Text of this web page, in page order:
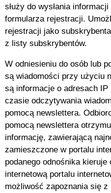
służy do wysłania
formularza rejestracji.
rejestracji jako
z listy subskrybentów.
W odniesieniu do osób lub
są wiadomości przy użyciu
są informacje o adresach
czasie odczytywania
pomocą newslettera.
pomocą newslettera
informację, zawierającą
zamieszczone w portalu
podanego odnośnika kieruje
internetową portalu
możliwość zapoznania się z